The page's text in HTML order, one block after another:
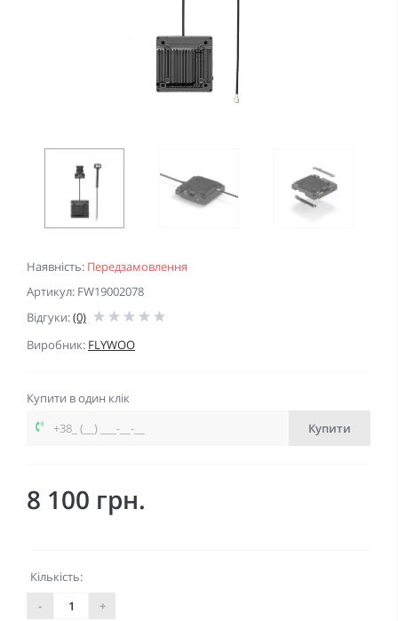
Наявність: Передзамовлення
Артикул: FW19002078
Відгуки:(0)
Виробник: FLYWOO
Купити в один клік
Купити
8 100 грн.
Кількість:
-
+